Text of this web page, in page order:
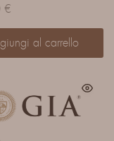
€
al carrello